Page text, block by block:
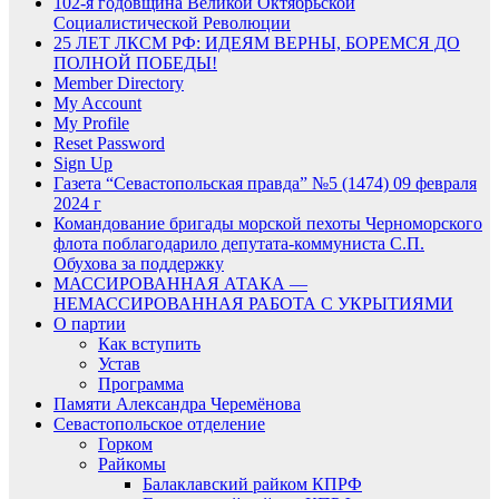
Социалистической Революции
25 ЛЕТ ЛКСМ РФ: ИДЕЯМ ВЕРНЫ, БОРЕМСЯ ДО
ПОЛНОЙ ПОБЕДЫ!
Member Directory
My Account
My Profile
Reset Password
Sign Up
Газета “Севастопольская правда” №5 (1474) 09 февраля
2024 г
Командование бригады морской пехоты Черноморского
флота поблагодарило депутата-коммуниста С.П.
Обухова за поддержку
МАССИРОВАННАЯ АТАКА —
НЕМАССИРОВАННАЯ РАБОТА С УКРЫТИЯМИ
О партии
Как вступить
Устав
Программа
Памяти Александра Черемёнова
Севастопольское отделение
Горком
Райкомы
Балаклавский райком КПРФ